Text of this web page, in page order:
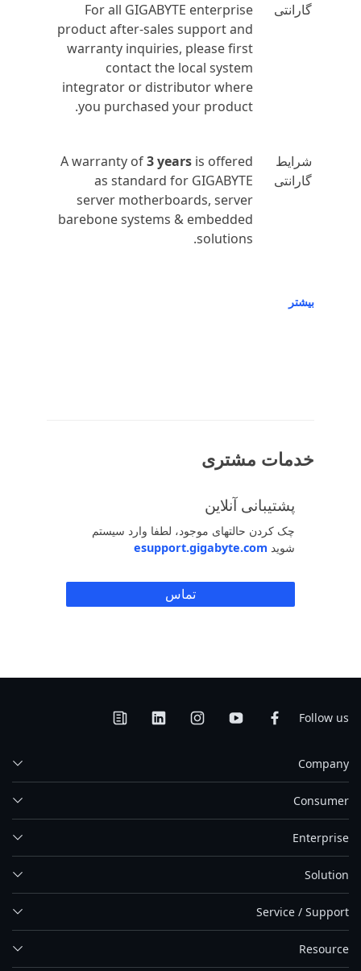
گارانتی
For all GIGABYTE enterprise
product after-sales support and
warranty inquiries, please first
contact the local system
integrator or distributor where
you purchased your product.
شرایط
گارانتی
A warranty of3 yearsis offered
as standard for GIGABYTE
server motherboards, server
barebone systems & embedded
solutions.
بیشتر
خدمات مشتری
پشتیبانی آنلاین
چک کردن حالتهای موجود، لطفا وارد سیستم
شوید esupport.gigabyte.com
تماس
Follow us
Company
Consumer
Enterprise
Solution
Service / Support
Resource